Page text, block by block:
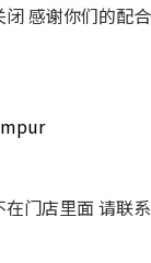
闭 感谢你们的
门店里面 请联系